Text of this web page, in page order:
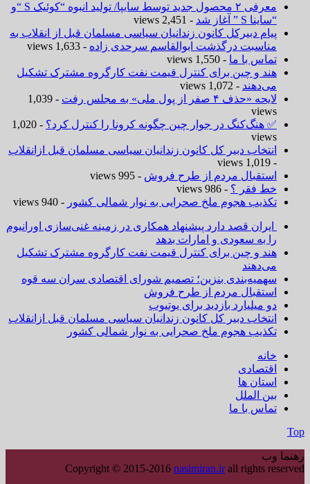
معرفی ۲ محصول جدید توسط سایپا/ تولید انبوه “کوئیک S “و
“ساینا S ” آغاز شد
- 2,451 views
پیام دبیرکل کانون زندانیان سیاسی مسلمان قبل از انقلاب به
مناسبت درگذشت ابوالقاسم سرحدی زاده - 1,633 views
تماس با ما - 1,550 views
هند و چین برای کنترل قیمت نفت کارگروه مشترک تشکیل
می‌دهند - 1,072 views
لایحه «حذف ۴ صفر از پول ملی» به مجلس رفت
- 1,039
views
✅ هنگ‌کنگ در جوار چین چگونه کرونا را کنترل کرد؟
- 1,020
views
انتخاب دبیر کل کانون زندانیان سیاسی مسلمان قبل ازانقلاب
- 1,019 views
استقبال مردم از طرح فروش - 995 views
خط فقر ؟ - 986 views
تکذیب هجوم ملخ صحرایی به نوار شمالی کشور - 940 views
ایران قصد دارد پیشنهاد همکاری در زمینه غنی‌سازی اورانیوم
را به سعودی و امارات بدهد
هند و چین برای کنترل قیمت نفت کارگروه مشترک تشکیل
می‌دهند
سهمیه‌بندی بنزین؛ تصمیم شورای اقتصادی سران سه قوه
استقبال مردم از طرح فروش
دو میلیارد بازدید برای یوتیوب
انتخاب دبیر کل کانون زندانیان سیاسی مسلمان قبل ازانقلاب
تکذیب هجوم ملخ صحرایی به نوار شمالی کشور
خانه
اقتصادی
استان ها
بین الملل
تماس با ما
Top
رهنما وب
Copyright © 2015-2016 nasimiran.irall rights reserved